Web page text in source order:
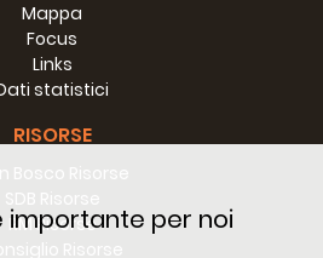
importante per noi
Mappa
Focus
Links
statistici
RISORSE
RM Risorse